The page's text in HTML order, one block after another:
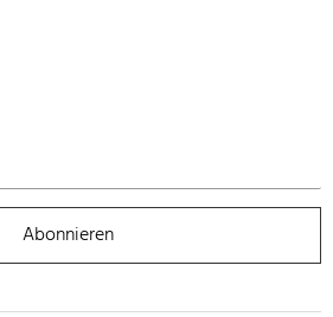
Abonnieren